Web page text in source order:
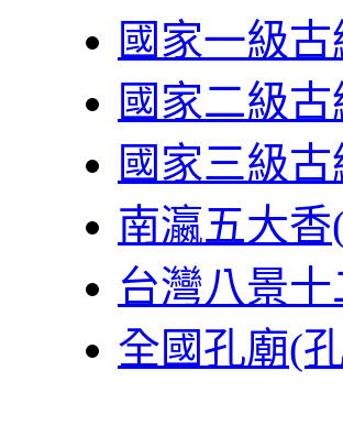
國家一級古
國家二級古
國家三級古
南瀛五大
台灣八景十
全國孔廟(